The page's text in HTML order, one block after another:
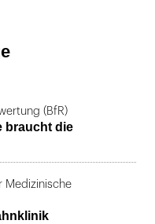
(BfR)
braucht die
Medizinische